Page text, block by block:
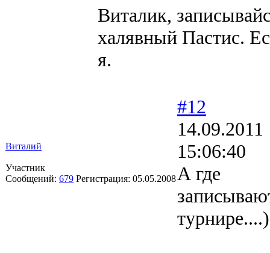
Виталик,
халявный Пастис.
я.
Виталий
Участник
Сообщений: 679 Регистрация: 05.05.2008
#12
14.09.2011
15:06:40
А где